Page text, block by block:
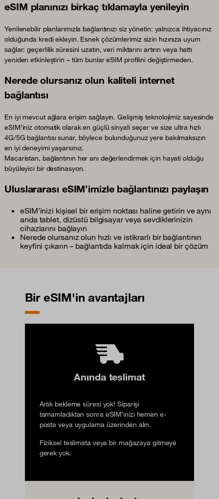
eSIM planınızı birkaç tıklamayla yenileyin
Yenilenebilir planlarımızla bağlantınızı siz yönetin: yalnızca ihtiyacınız
olduğunda kredi ekleyin. Esnek çözümlerimiz sizin hızınıza uyum
sağlar: geçerlilik süresini uzatın, veri miktarını artırın veya hattı
yeniden etkinleştirin – tüm bunlar eSIM profilini değiştirmeden.
Nerede olursanız olun kaliteli internet
bağlantısı
En iyi mevcut ağlara erişim sağlayın. Gelişmiş teknolojimiz sayesinde
eSIM’iniz otomatik olarak en güçlü sinyali seçer ve size ultra hızlı
4G/5G bağlantısı sunar, böylece bulunduğunuz yere bakılmaksızın
en iyi deneyimi yaşarsınız.
Macaristan, bağlantının her anı değerlendirmek için hayati olduğu
büyüleyici bir destinasyon.
Uluslararası eSIM’imizle bağlantınızı paylaşın
eSIM’inizi kişisel bir erişim noktası haline getirin ve aynı
anda tablet, dizüstü bilgisayar veya sevdiklerinizin
cihazlarını bağlayın
Nerede olursanız olun hızlı ve istikrarlı bir bağlantının
keyfini çıkarın – bağlantıda kalmak için ideal bir çözüm
Bir eSIM'in avantajları
Anında teslimat
Artık bekleme süresi yok! Siparişi
tamamladıktan sonra eSIM’inizi hemen e-
posta veya uygulama üzerinden alın.
Fiziksel teslimata veya bir mağazaya gitmeye
gerek yok.